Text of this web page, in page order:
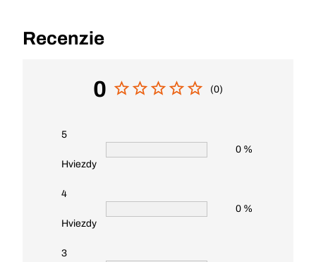
Recenzie
0 (0)
5
Hviezdy
0 %
4
Hviezdy
0 %
3